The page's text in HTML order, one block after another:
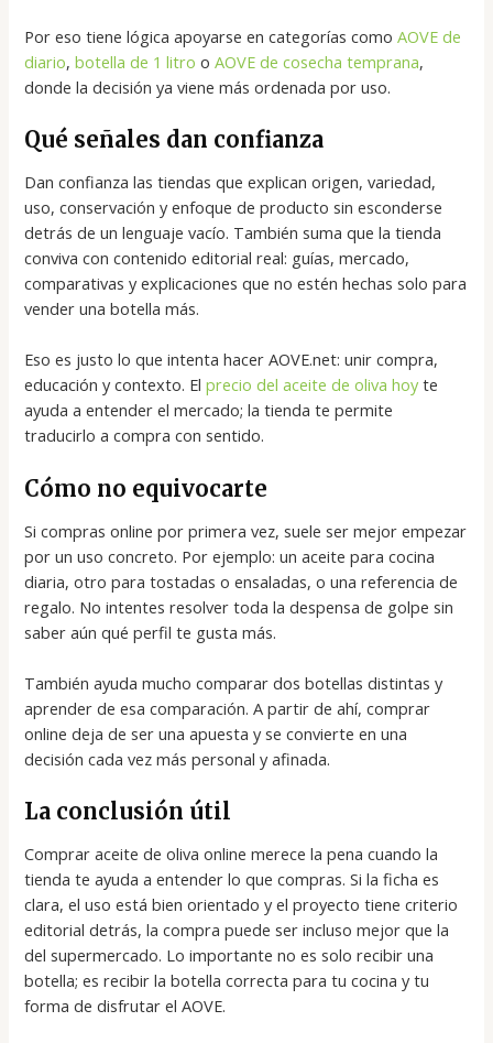
Por eso tiene lógica apoyarse en categorías comoAOVE de
diario,botella de 1 litro oAOVE de cosecha temprana,
donde la decisión ya viene más ordenada por uso.
Qué señales dan confianza
Dan confianza las tiendas que explican origen, variedad,
uso, conservación y enfoque de producto sin esconderse
detrás de un lenguaje vacío. También suma que la tienda
conviva con contenido editorial real: guías, mercado,
comparativas y explicaciones que no estén hechas solo para
vender una botella más.
Eso es justo lo que intenta hacer AOVE.net: unir compra,
educación y contexto. Elprecio del aceite de oliva hoy te
ayuda a entender el mercado; la tienda te permite
traducirlo a compra con sentido.
Cómo no equivocarte
Si compras online por primera vez, suele ser mejor empezar
por un uso concreto. Por ejemplo: un aceite para cocina
diaria, otro para tostadas o ensaladas, o una referencia de
regalo. No intentes resolver toda la despensa de golpe sin
saber aún qué perfil te gusta más.
También ayuda mucho comparar dos botellas distintas y
aprender de esa comparación. A partir de ahí, comprar
online deja de ser una apuesta y se convierte en una
decisión cada vez más personal y afinada.
La conclusión útil
Comprar aceite de oliva online merece la pena cuando la
tienda te ayuda a entender lo que compras. Si la ficha es
clara, el uso está bien orientado y el proyecto tiene criterio
editorial detrás, la compra puede ser incluso mejor que la
del supermercado. Lo importante no es solo recibir una
botella; es recibir la botella correcta para tu cocina y tu
forma de disfrutar el AOVE.